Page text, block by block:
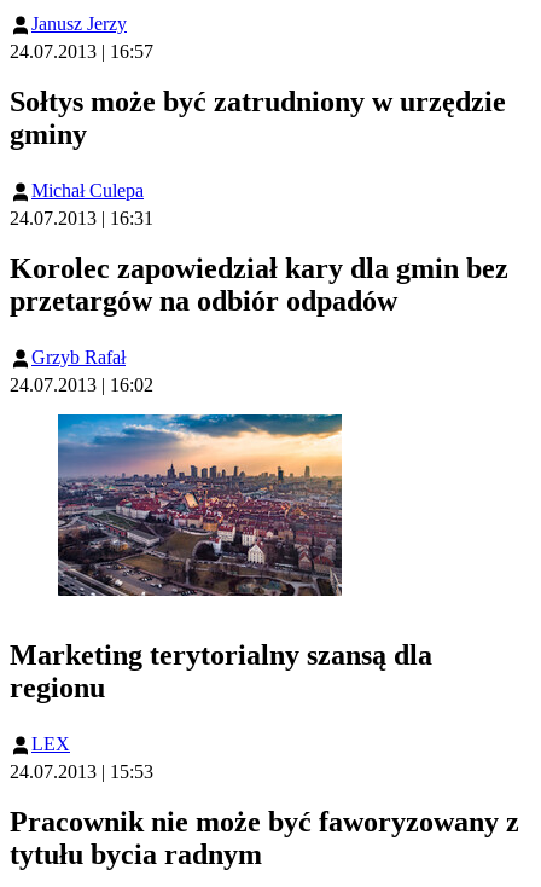
Janusz Jerzy
24.07.2013 | 16:57
Sołtys może być zatrudniony w urzędzie
gminy
Michał Culepa
24.07.2013 | 16:31
Korolec zapowiedział kary dla gmin bez
przetargów na odbiór odpadów
Grzyb Rafał
24.07.2013 | 16:02
Marketing terytorialny szansą dla
regionu
LEX
24.07.2013 | 15:53
Pracownik nie może być faworyzowany z
tytułu bycia radnym